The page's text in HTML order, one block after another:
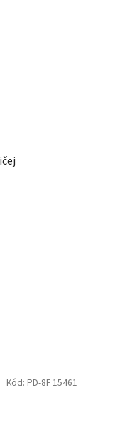
Kód: PD-8F 15461